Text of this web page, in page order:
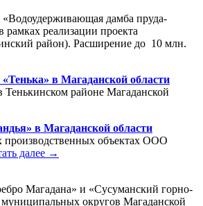
«Водоудерживающая дамба пруда-
реализации проекта
район). Расширение до 10 млн.
в Магаданской области
Тенькинском районе Магаданской
в Магаданской области
производственных объектах ООО
далее →
Магадана» и «Сусуманский горно-
округов Магаданской